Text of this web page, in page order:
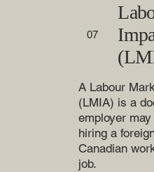
07
A Labour
(LMIA) is a
employer
hiring a
Canadian
job.